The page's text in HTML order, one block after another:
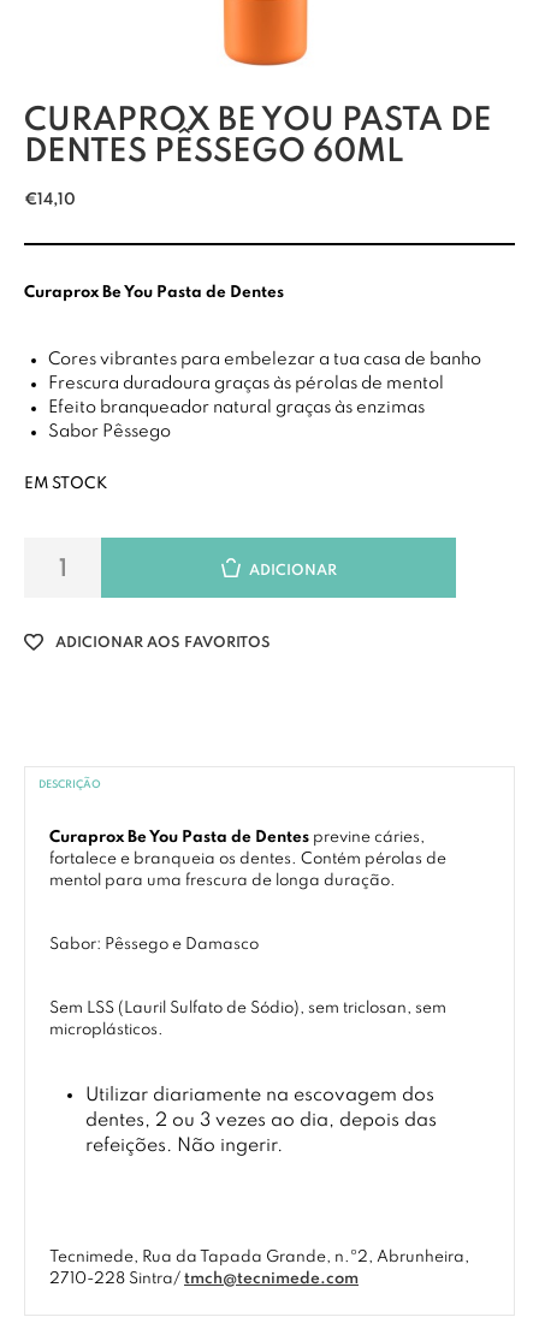
CURAPROX BE YOU PASTA DE
DENTES PÊSSEGO 60ML
€14,10
Curaprox Be You Pasta de Dentes
Cores vibrantes para embelezar a tua casa de banho
Frescura duradoura graças às pérolas de mentol
Efeito branqueador natural graças às enzimas
Sabor Pêssego
EM STOCK
ADICIONAR
ADICIONAR AOS FAVORITOS
DESCRIÇÃO
Curaprox Be You Pasta de Dentes previne cáries,
fortalece e branqueia os dentes. Contém pérolas de
mentol para uma frescura de longa duração.
Sabor: Pêssego e Damasco
Sem LSS (Lauril Sulfato de Sódio), sem triclosan, sem
microplásticos.
Utilizar diariamente na escovagem dos
dentes, 2 ou 3 vezes ao dia, depois das
refeições. Não ingerir.
Tecnimede, Rua da Tapada Grande, n.º2, Abrunheira,
2710-228 Sintra/ tmch@tecnimede.com